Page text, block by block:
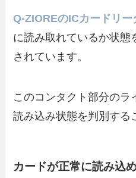
Q-ZIOREのICカードリー
に読み取れているか状態
されています。
このコンタクト部分のラ
読み込み状態を判別する
カードが正常に読み込